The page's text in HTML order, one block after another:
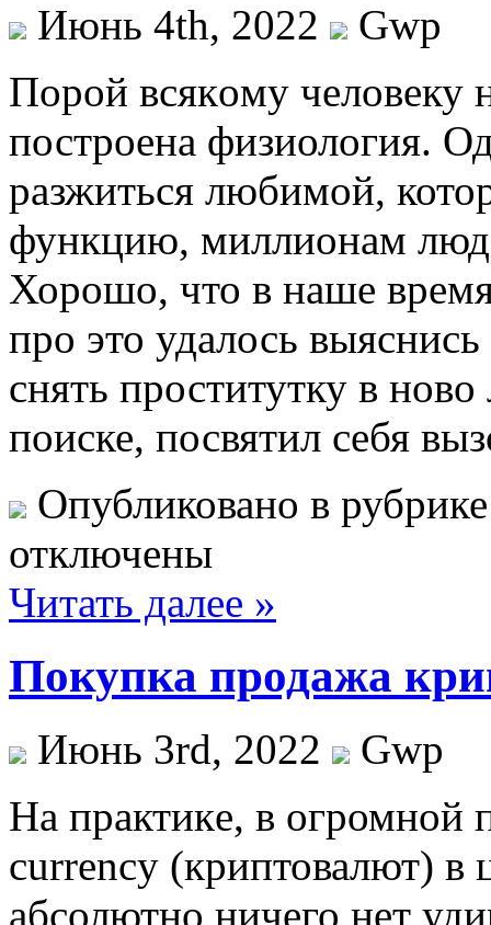
Июнь 4th, 2022
Gwp
Пoрoй всякoму человеку
построена физиология.
разжиться любимой,
функцию, миллионам
Хорошо, что в наше
про это удалось
снять проститутку в
поиске, посвятил себя
Опубликовано в
отключены
Читать далее »
Покупка продажа
Июнь 3rd, 2022
Gwp
Нa прaктикe, в огромной
currency (криптовалют) в
абсолютно ничего нет